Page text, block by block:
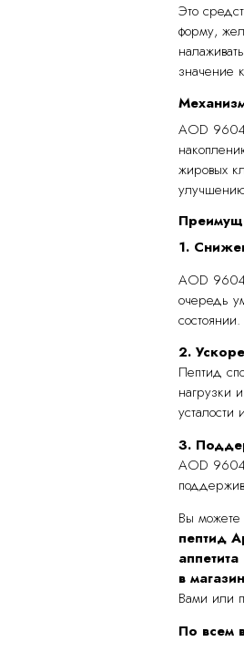
Это
форму,
значение
AOD 9604
жировых
1.
AOD 9604
очередь
состоянии.
2.
Пептид
нагрузки
3.
AOD 9604
Вы можете
пептид
аппетита
в
Вами или
По всем